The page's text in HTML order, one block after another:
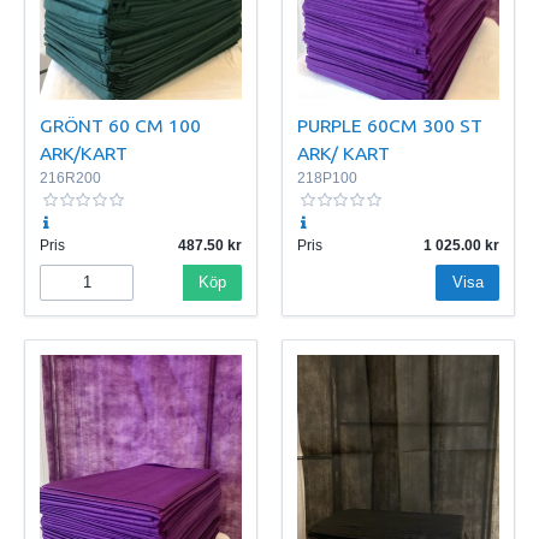
GRÖNT 60 CM 100
ARK/KART
216R200
Pris 487.50
Köp
PURPLE 60CM 300 ST
ARK/ KART
218P100
Pris 1 025.00
Visa